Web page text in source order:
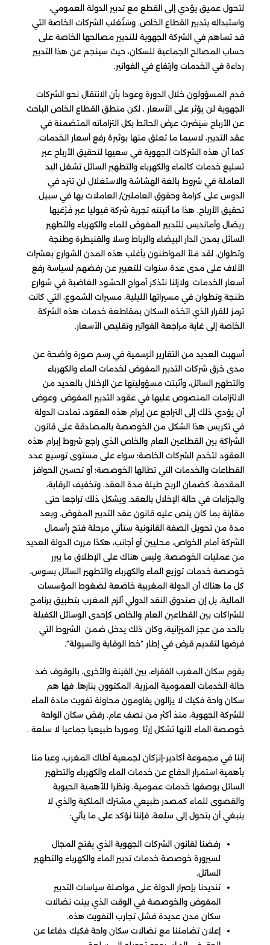
لتحول عميق يؤدي إلى القطع مع تدبير الدولة العمومي،
واستبداله بتدبير القطاع الخاص. وسَتُغلب الشركات الخاصة التي
قد تساهم في الشركة الجهوية للتدبير مصالحها الخاصة على
حساب المصالح الجماعية للسكان، حيث سينجم عن هذا التدبير
رداءة في الخدمات وارتفاع في الفواتير.
قدم المسؤولون خلال الدورة وعودا بأن الانتقال نحو الشركات
الجهوية لن يؤثر على الأسعار ، لكن منطق القطاع الخاص الباحث
عن الأرباح سَيَضربُ عرض الحائط بكل التزاماته المتضمنة في
عقد التدبير، لاسيما ما تعلق منها بوثيرة رفع أسعار الخدمات.
كما أن هذه الشركات الجهوية في سعيها لتحقيق الأرباح عبر
تسليع خدمات كالماء والكهرباء والتطهير السائل تشغل اليد
العاملة في شروط بالغة الهشاشة والاستغلال لن تترد في
الدوس على كرامة وحقوق العاملين/ العاملات بها في سبيل
تحقيق الأرباح. هذا ما أتبتته تجربة شركة فيوليا عبر فَرْعَيها
ريضال وأمانديس للتدبير المفوض للماء والكهرباء والتطهير
السائل بمدن الدار البيضاء والرباط وسلا والقنيطرة وطنجة
وتطوان. لقد مَلأ المواطنون بأغلب هذه المدن الشوارع بعشرات
الآلاف على مدى عدة سنوات للتعبير عن رفضهم لسياسة رفع
أسعار الخدمات. ولازلنا نتذكر أمواج الحشود الغاضبة في شوارع
طنجة وتطوان في مسيراتها الليلية، مسيرات الشموع، التي كانت
ترمز للقرار الذي اتخذه السكان بمقاطعة خدمات هذه الشركة
الخاصة إلى غاية مراجعة الفواتير وتقليص الأسعار.
أسهبت العديد من التقارير الرسمية في رسم صورة واضحة عن
مدى خرق شركات التدبير المفوض لخدمات الماء والكهرباء
والتطهير السائل، وأثبتت مسؤوليتها عن الإخلال بالعديد من
الالتزامات المنصوص عليها في عقود التدبير المفوض. وعوض
أن يؤدي ذلك إلى التراجع عن إبرام هذه العقود، تمادت الدولة
في تكريس هذا الشكل من الخوصصة بالمصادقة على قانون
الشراكة بين القطاعين العام والخاص الذي راجع شروط إبرام هذه
العقود لتخدم الشركات الخاصة؛ سواء على مستوى توسيع عدد
القطاعات والخدمات التي تطالها الخوصصة؛ أو تحسين الحوافز
المقدمة، كضمان الربح طيلة مدة العقد، وتخفيف الرقابة،
والجزاءات في حالة الإخلال بالعقد. ويشكل ذلك تراجعا حتى
مقارنة بما كان ينص عليه قانون عقد التدبير المفوض. وبعد
مدة من تحويل الصفة القانونية ستأتي مرحلة فتح رأسمال
الشركة أمام الخواص، محليين أو أجانب، هكذا مررت الدولة العديد
من عمليات الخوصصة. وليس هناك على الإطلاق ما يبرر
خوصصة خدمات توزيع الماء والكهرباء والتطهير السائل بسوس.
كل ما هناك أن الدولة المغربية خاضعة لضغوط المؤسسات
المالية، بل إن صندوق النقد الدولي ألزم المغرب بتطبيق برنامج
للشراكات بين القطاعين العام والخاص كإحدى الوسائل الكفيلة
بالحد من عجز الميزانية، وكان ذلك يدخل ضمن الشروط التي
فرضها لتقديم قرض في إطار “خط الوقاية والسيولة”.
يقوم سكان المغرب الفقراء، بين الفينة والأخرى، بالوقوف ضد
حالة الخدمات العمومية المزرية، المكتوون بنارها. فها هم
سكان واحة فكيك لا يزالون يقاومون محاولة تفويت مادة الماء
للشركة الجهوية، منذ أكثر من نصف عام. رفض سكان الواحة
خوصصة الماء لأنها تشكل إرثا وموردا طبيعيا جماعيا لا سلعة .
إننا في مجموعة أكادير-إنزكان لجمعية أطاك المغرب، وعيا منا
بأهمية استمرار الدفاع عن خدمات الماء والكهرباء والتطهير
السائل بوصفها خدمات عمومية، ونظرا للأهمية الحيوية
والقصوى للماء كمصدر طبيعي مشترك الملكية والذي لا
ينبغي أن يتحول إلى سلعة، فإننا نؤكد على ما يأتي:
رفضنا لقانون الشركات الجهوية الذي يفتح المجال
لسيرورة خوصصة خدمات تدبير الماء والكهرباء والتطهير
السائل.
تنديدنا بإصرار الدولة على مواصلة سياسات التدبير
المفوض والخوصصة في الوقت الذي بينت نضالات
سكان مدن عديدة فشل تجارب التفويت هذه.
إعلان تضامننا مع نضالات سكان واحة فكيك دفاعا عن